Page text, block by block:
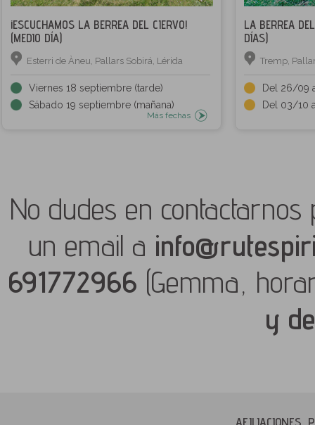
¡ESCUCHAMOS LA BERREA DEL CIERVO!
(MEDIO DÍA)
Esterri de Àneu, Pallars Sobirá, Lérida
Viernes 18 septiembre (tarde)
Sábado 19 septiembre (mañana)
Más fechas
LA BERREA
DÍAS)
Tremp,
Del 26/09
Del 03/10
No dudes en
un email a
691772966 (Gemma,
y